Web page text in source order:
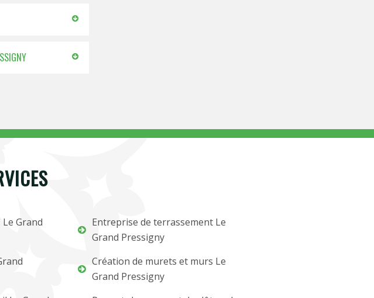
Le Grand
Entreprise de terrassement Le
Grand Pressigny
Création de murets et murs Le
Grand Pressigny